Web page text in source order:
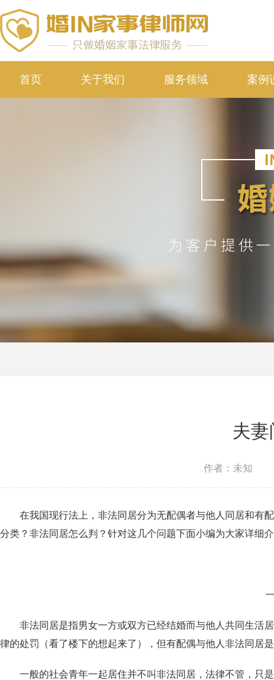
首页 关于我们 服务领域 案例
夫
作者：未知
在我国现行法上，非法同居分为无配偶者与他人同居和有配
分类？非法同居怎么判？针对这几个问题下面小编为大家详细
非法同居是指男女一方或双方已经结婚而与他人共同生活居
律的处罚（看了楼下的想起来了），但有配偶与他人非法同居
一般的社会青年一起居住并不叫非法同居，法律不管，只